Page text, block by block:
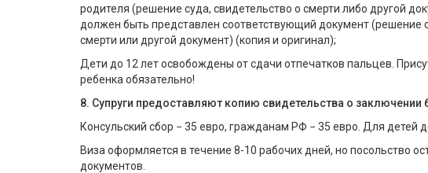
родителя (решение суда, свидетельство о смерти либо другой
должен быть представлен соответствующий документ (решение
смерти или другой документ) (копия и оригинал);
Дети до 12 лет освобождены от сдачи отпечатков пальцев.
ребенка обязательно!
8. Супруги предоставляют копию свидетельства о заключении
Консульский сбор − 35 евро, гражданам РФ − 35 евро. Для детей
Виза оформляется в течение 8-10 рабочих дней, но посольство
документов.